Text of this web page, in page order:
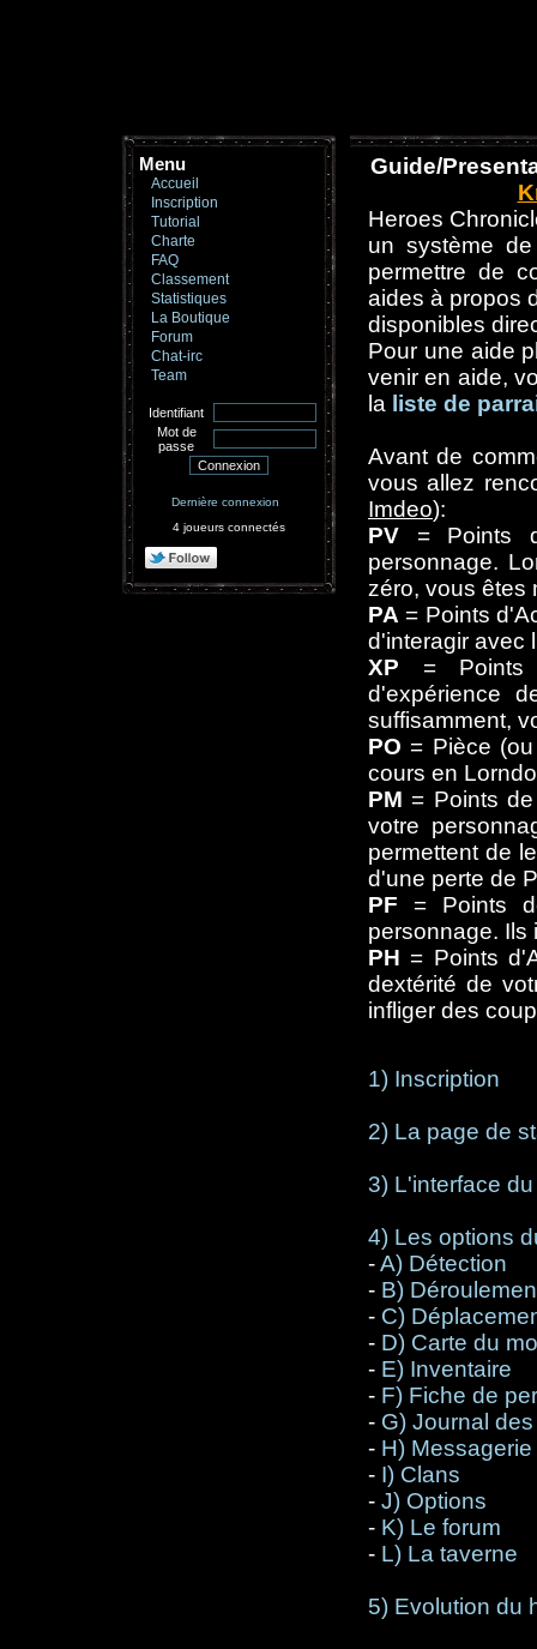
Menu
Accueil
Inscription
Tutorial
Charte
FAQ
Classement
Statistiques
La Boutique
Forum
Chat-irc
Team
Identifiant
Mot de
passe
Dernière connexion
4 joueurs connectés
Guide/
Heroes
un système
permettre de
aides à propos
disponibles
Pour une aide
venir en aide,
la liste de
Avant de
vous allez
Imdeo):
PV = Points
personnage.
zéro, vous êtes
PA = Points
d'interagir avec
XP = Points
d'expérience
suffisamment,
PO = Pièce
cours en
PM = Points
votre
permettent de
d'une perte de
PF = Points
personnage. Ils
PH = Points
dextérité de
infliger des
1) Inscription
2) La page de
3) L'interface
4) Les options
-A) Détection
- B)
- C)
- D) Carte du
- E) Inventaire
- F) Fiche de
- G) Journal
- H) Messagerie
- I) Clans
- J) Options
- K) Le forum
- L) La taverne
5) Evolution du